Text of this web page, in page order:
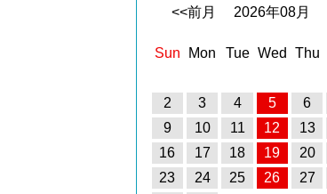
<<前月 2026年08月
Sun Mon Tue Wed Thu
2
3 4 5 6
9
10 11 12 13
16
17 18 19 20
23
24 25 26 27